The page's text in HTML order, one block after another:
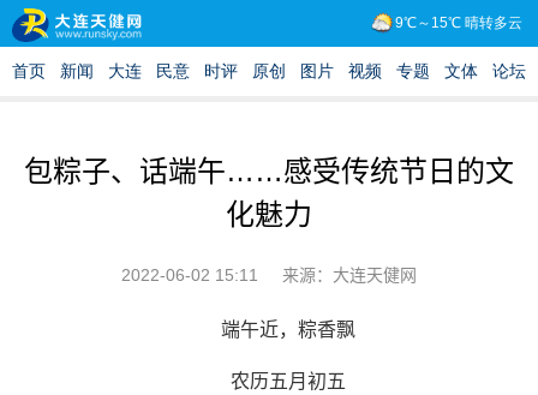
包粽子、话端午……感受传统节日的文
化魅力
2022-06-02 15:11 来源：大连天健网
端午近，粽香飘
农历五月初五